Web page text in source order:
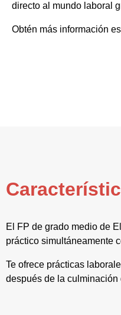
directo al mundo laboral
Obtén más información
El FP de grado medio de
práctico simultáneamente
Te ofrece prácticas
después de la culminación